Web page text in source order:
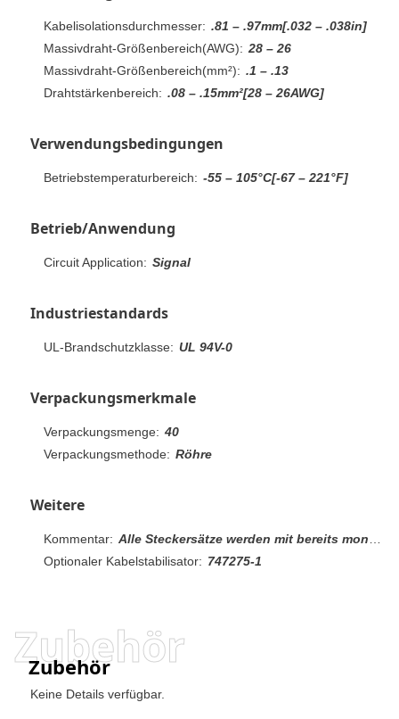
Kabelisolationsdurchmesser: .81 – .97mm[.032 – .038in]
Massivdraht-Größenbereich(AWG): 28 – 26
Massivdraht-Größenbereich(mm²): .1 – .13
Drahtstärkenbereich: .08 – .15mm²[28 – 26AWG]
Verwendungsbedingungen
Betriebstemperaturbereich: -55 – 105°C[-67 – 221°F]
Betrieb/Anwendung
Circuit Application: Signal
Industriestandards
UL-Brandschutzklasse: UL 94V-0
Verpackungsmerkmale
Verpackungsmenge: 40
Verpackungsmethode: Röhre
Weitere
Kommentar: Alle Steckersätze werden mit bereits montierten Gehäusen und Abdeckungen geliefert
Optionaler Kabelstabilisator: 747275-1
Zubehör
Zubehör
Keine Details verfügbar.